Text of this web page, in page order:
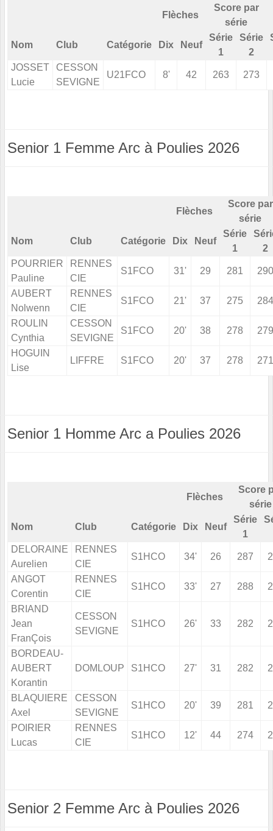
Flèches
Score par
série
Nom Club Catégorie Dix Neuf
Série
1
Série
2
JOSSET
Lucie
CESSON
SEVIGNE
U21FCO 8' 42 263 273
Senior 1 Femme Arc à Poulies 2026
Flèches
Score par
série
Nom Club Catégorie Dix Neuf
Série
1
2
POURRIER
Pauline
RENNES
CIE
S1FCO 31' 29 281 290
AUBERT
Nolwenn
RENNES
CIE
S1FCO 21' 37 275 284
ROULIN
Cynthia
CESSON
SEVIGNE
S1FCO 20' 38 278 279
HOGUIN
Lise
LIFFRE S1FCO 20' 37 278 271
Senior 1 Homme Arc a Poulies 2026
Flèches
Score
série
Nom Club Catégorie Dix Neuf
Série
1
DELORAINE
Aurelien
RENNES
CIE
S1HCO 34' 26 287
ANGOT
Corentin
RENNES
CIE
S1HCO 33' 27 288
BRIAND
Jean
FranÇois
CESSON
SEVIGNE
S1HCO 26' 33 282
BORDEAU-
AUBERT
Korantin
DOMLOUP S1HCO 27' 31 282
BLAQUIERE
Axel
CESSON
SEVIGNE
S1HCO 20' 39 281
POIRIER
Lucas
RENNES
CIE
S1HCO 12' 44 274
Senior 2 Femme Arc à Poulies 2026